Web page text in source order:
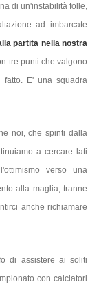
di un'instabilità folle,
ad imbarcate
partita nella nostra
tre punti che valgono
E' una squadra
noi, che spinti dalla
a cercare lati
verso una
alla maglia, tranne
anche richiamare
di assistere ai soliti
con calciatori